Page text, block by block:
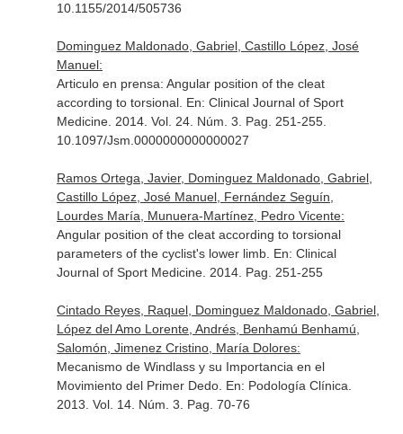
10.1155/2014/505736
Dominguez Maldonado, Gabriel, Castillo López, José
Manuel:
Articulo en prensa: Angular position of the cleat
according to torsional. En: Clinical Journal of Sport
Medicine. 2014. Vol. 24. Núm. 3. Pag. 251-255.
10.1097/Jsm.0000000000000027
Ramos Ortega, Javier, Dominguez Maldonado, Gabriel,
Castillo López, José Manuel, Fernández Seguín,
Lourdes María, Munuera-Martínez, Pedro Vicente:
Angular position of the cleat according to torsional
parameters of the cyclist's lower limb. En: Clinical
Journal of Sport Medicine. 2014. Pag. 251-255
Cintado Reyes, Raquel, Dominguez Maldonado, Gabriel,
López del Amo Lorente, Andrés, Benhamú Benhamú,
Salomón, Jimenez Cristino, María Dolores:
Mecanismo de Windlass y su Importancia en el
Movimiento del Primer Dedo. En: Podología Clínica
2013. Vol. 14. Núm. 3. Pag. 70-76